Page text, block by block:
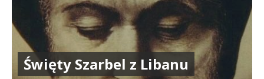
Święty Szarbel z Libanu